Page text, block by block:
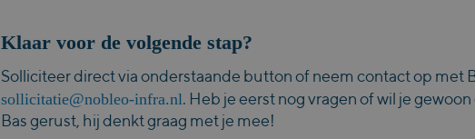
Klaar voor de volgende stap?
Solliciteer direct via onderstaande button of neem contact op met
sollicitatie@nobleo-infra.nl. Heb je eerst nog vragen of wil je
Bas gerust, hij denkt graag met je mee!